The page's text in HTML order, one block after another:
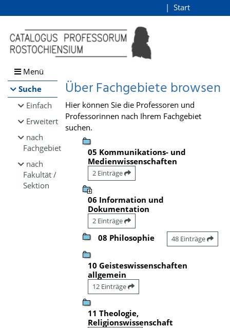
Browsen
direkt zum Inhalt
Start
Menü
Suche
Einfach
Erweitert
nach
Fachgebiet
nach
Fakultät /
Sektion
Über Fachgebiete browsen
Hier können Sie die Professoren und
Professorinnen nach Ihrem Fachgebiet
suchen.
05 Kommunikations- und
Medienwissenschaften
2 Einträge
06 Information und
Dokumentation
2 Einträge
08 Philosophie 48 Einträge
10 Geisteswissenschaften
allgemein
12 Einträge
11 Theologie,
Religionswissenschaft